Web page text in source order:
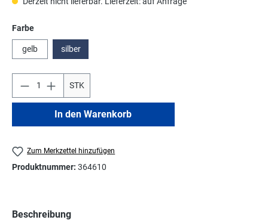
Farbeauswählen
gelb silber
STK
In den Warenkorb
Zum Merkzettel hinzufügen
Produktnummer: 364610
Beschreibung